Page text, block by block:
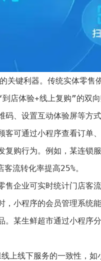
键利器。传统实体零
店体验+线上复购”的双向
、设置互动体验屏等方
可通过小程序查看订单
购行为。例如，某连锁
流转化率提高25%。
企业可实时统计门店客
小程序的会员管理系统
某生鲜超市通过小程序
上线下服务的一致性，